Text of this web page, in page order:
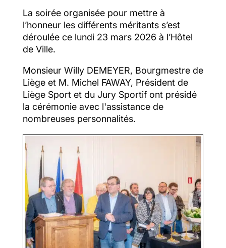
La soirée organisée pour mettre à
l’honneur les différents méritants s’est
déroulée ce lundi 23 mars 2026 à l’Hôtel
de Ville.
Monsieur Willy DEMEYER, Bourgmestre de
Liège et M. Michel FAWAY, Président de
Liège Sport et du Jury Sportif ont présidé
la cérémonie avec l'assistance de
nombreuses personnalités.